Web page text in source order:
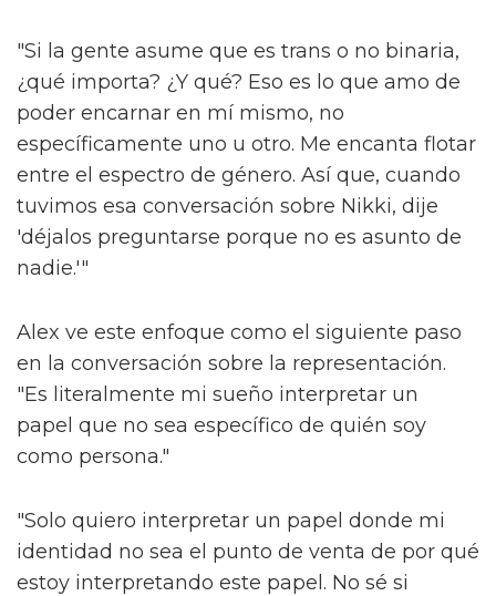
"Si la gente asume que es trans o no binaria,
¿qué importa? ¿Y qué? Eso es lo que amo de
poder encarnar en mí mismo, no
específicamente uno u otro. Me encanta flotar
entre el espectro de género. Así que, cuando
tuvimos esa conversación sobre Nikki, dije
'déjalos preguntarse porque no es asunto de
nadie.'"
Alex ve este enfoque como el siguiente paso
en la conversación sobre la representación.
"Es literalmente mi sueño interpretar un
papel que no sea específico de quién soy
como persona."
"Solo quiero interpretar un papel donde mi
identidad no sea el punto de venta de por qué
estoy interpretando este papel. No sé si